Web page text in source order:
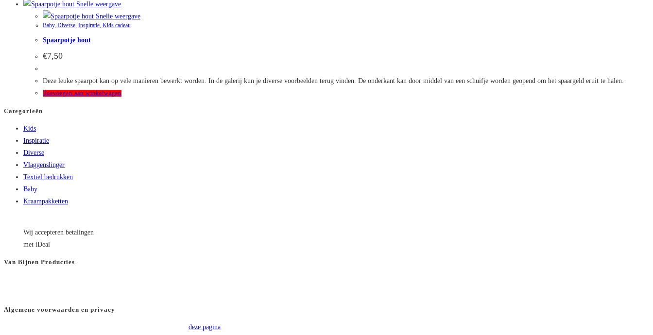
Snelle weergave
Snelle weergave
Baby, Diverse, Inspiratie, Kids cadeau
Spaarpotje hout
€7,50
Deze leuke spaarpot kan op vele manieren bewerkt worden. In de galerij kun je diverse voorbeelden terug vinden. De onderkant kan door middel van een schuifje worden geopend om het spaargeld eruit te halen.
Toevoegen aan winkelwagen
Categorieën
Kids
Inspiratie
Diverse
Vlaggenslinger
Textiel bedrukken
Baby
Kraampakketten
Wij accepteren betalingen
met iDeal
Van Bijnen Producties
Algemene voorwaarden en privacy
deze pagina